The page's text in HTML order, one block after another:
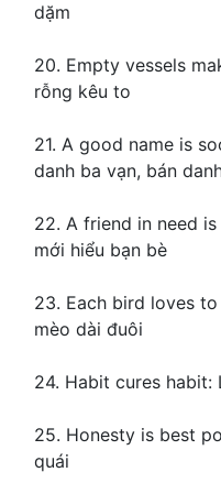
dặm
20. Empty vessels
rỗng kêu to
21. A good name is
danh ba vạn, bán
22. A friend in need
mới hiểu bạn bè
23. Each bird loves
mèo dài đuôi
24. Habit cures
25. Honesty is best
quái